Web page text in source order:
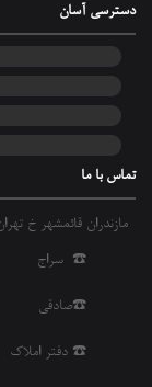
دسترسی آسان
تماس با ما
مازندران قائمشهر خ تهران نبش
☎️ سراج
☎️صادقی
☎️ دفتر املاک